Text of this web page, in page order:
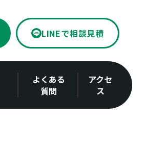
LINEで相談見積
よくある
質問
アクセ
ス